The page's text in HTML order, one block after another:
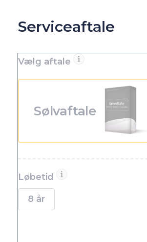
Partikelfilter (DPF)
Nej
Tankstørrelse
Serviceaftale
Vælg aftale
Sølvaftale
Løbetid
8 år